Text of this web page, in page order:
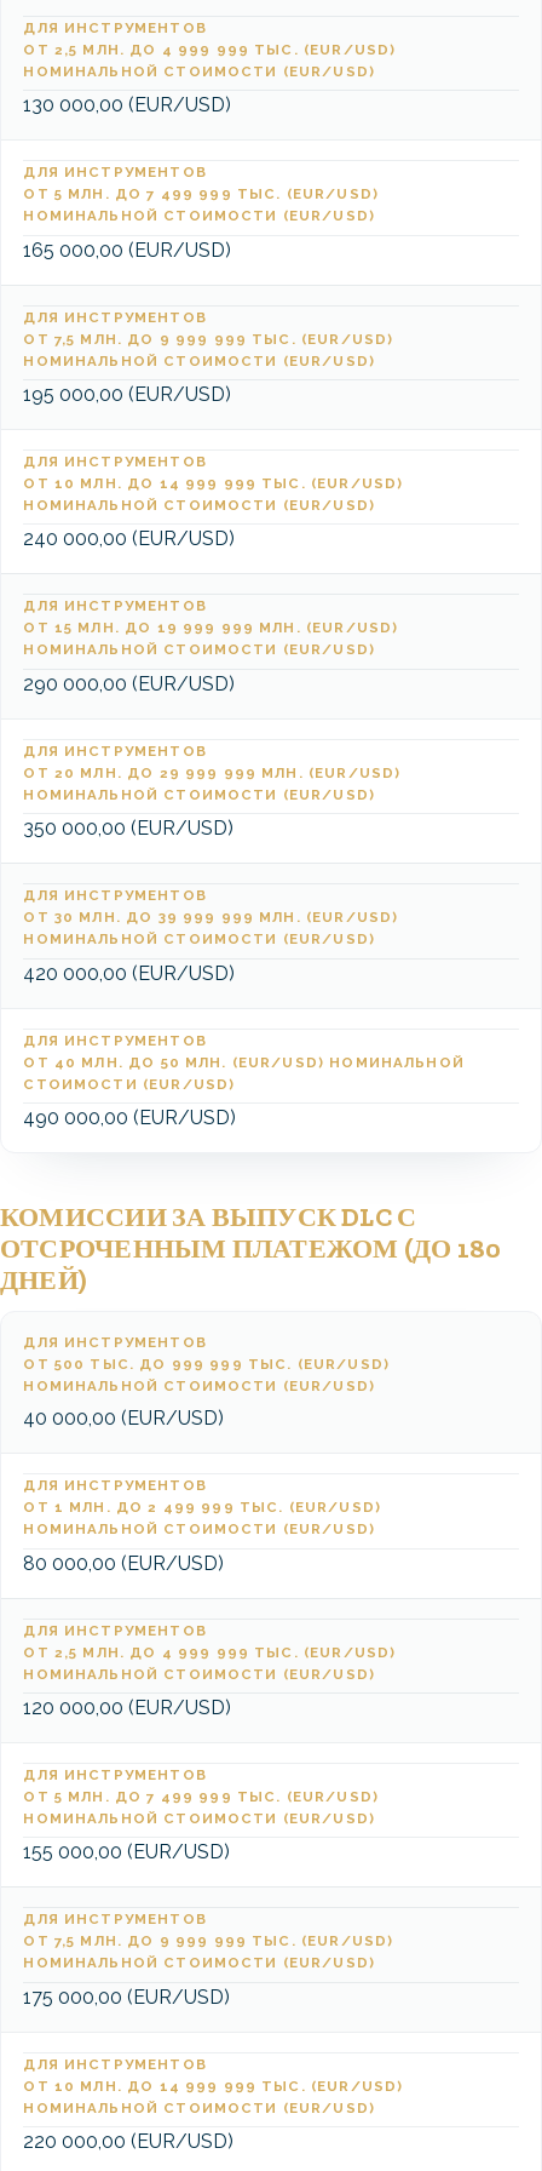
ДЛЯ ИНСТРУМЕНТОВ
ОТ 2,5 МЛН. ДО 4 999 999 ТЫС. (EUR/USD)
НОМИНАЛЬНОЙ СТОИМОСТИ (EUR/USD)
130 000,00 (EUR/USD)
ДЛЯ ИНСТРУМЕНТОВ
ОТ 5 МЛН. ДО 7 499 999 ТЫС. (EUR/USD)
НОМИНАЛЬНОЙ СТОИМОСТИ (EUR/USD)
165 000,00 (EUR/USD)
ДЛЯ ИНСТРУМЕНТОВ
ОТ 7,5 МЛН. ДО 9 999 999 ТЫС. (EUR/USD)
НОМИНАЛЬНОЙ СТОИМОСТИ (EUR/USD)
195 000,00 (EUR/USD)
ДЛЯ ИНСТРУМЕНТОВ
ОТ 10 МЛН. ДО 14 999 999 ТЫС. (EUR/USD)
НОМИНАЛЬНОЙ СТОИМОСТИ (EUR/USD)
240 000,00 (EUR/USD)
ДЛЯ ИНСТРУМЕНТОВ
ОТ 15 МЛН. ДО 19 999 999 МЛН. (EUR/USD)
НОМИНАЛЬНОЙ СТОИМОСТИ (EUR/USD)
290 000,00 (EUR/USD)
ДЛЯ ИНСТРУМЕНТОВ
ОТ 20 МЛН. ДО 29 999 999 МЛН. (EUR/USD)
НОМИНАЛЬНОЙ СТОИМОСТИ (EUR/USD)
350 000,00 (EUR/USD)
ДЛЯ ИНСТРУМЕНТОВ
ОТ 30 МЛН. ДО 39 999 999 МЛН. (EUR/USD)
НОМИНАЛЬНОЙ СТОИМОСТИ (EUR/USD)
420 000,00 (EUR/USD)
ДЛЯ ИНСТРУМЕНТОВ
ОТ 40 МЛН. ДО 50 МЛН. (EUR/USD) НОМИНАЛЬНОЙ
СТОИМОСТИ (EUR/USD)
490 000,00 (EUR/USD)
КОМИССИИ ЗА ВЫПУСК DLC С
ОТСРОЧЕННЫМ ПЛАТЕЖОМ (ДО 180
ДНЕЙ)
ДЛЯ ИНСТРУМЕНТОВ
ОТ 500 ТЫС. ДО 999 999 ТЫС. (EUR/USD)
НОМИНАЛЬНОЙ СТОИМОСТИ (EUR/USD)
40 000,00 (EUR/USD)
ДЛЯ ИНСТРУМЕНТОВ
ОТ 1 МЛН. ДО 2 499 999 ТЫС. (EUR/USD)
НОМИНАЛЬНОЙ СТОИМОСТИ (EUR/USD)
80 000,00 (EUR/USD)
ДЛЯ ИНСТРУМЕНТОВ
ОТ 2,5 МЛН. ДО 4 999 999 ТЫС. (EUR/USD)
НОМИНАЛЬНОЙ СТОИМОСТИ (EUR/USD)
120 000,00 (EUR/USD)
ДЛЯ ИНСТРУМЕНТОВ
ОТ 5 МЛН. ДО 7 499 999 ТЫС. (EUR/USD)
НОМИНАЛЬНОЙ СТОИМОСТИ (EUR/USD)
155 000,00 (EUR/USD)
ДЛЯ ИНСТРУМЕНТОВ
ОТ 7,5 МЛН. ДО 9 999 999 ТЫС. (EUR/USD)
НОМИНАЛЬНОЙ СТОИМОСТИ (EUR/USD)
175 000,00 (EUR/USD)
ДЛЯ ИНСТРУМЕНТОВ
ОТ 10 МЛН. ДО 14 999 999 ТЫС. (EUR/USD)
НОМИНАЛЬНОЙ СТОИМОСТИ (EUR/USD)
220 000,00 (EUR/USD)